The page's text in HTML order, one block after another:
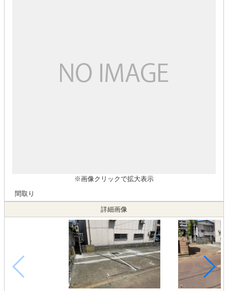
※画像クリックで拡大表示
間取り
詳細画像